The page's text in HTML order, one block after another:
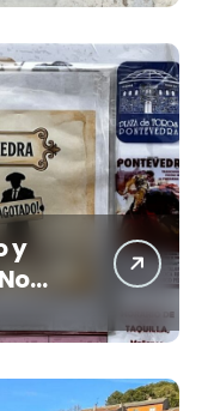
y